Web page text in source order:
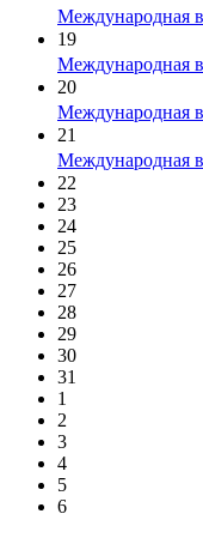
Международная
19
Международная
20
Международная
21
Международная
22
23
24
25
26
27
28
29
30
31
1
2
3
4
5
6